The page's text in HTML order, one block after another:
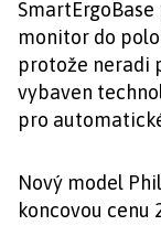
monitor do
protože neradi
vybaven
pro
Nový model
koncovou cenu